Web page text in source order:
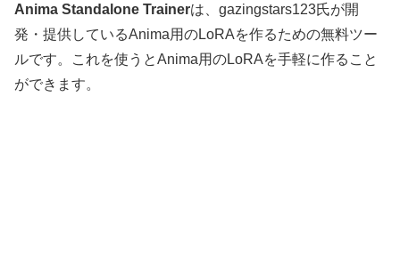
Anima Standalone Trainerは、gazingstars123氏が開
発・提供しているAnima用のLoRAを作るための無料ツー
ルです。これを使うとAnima用のLoRAを手軽に作ること
ができます。